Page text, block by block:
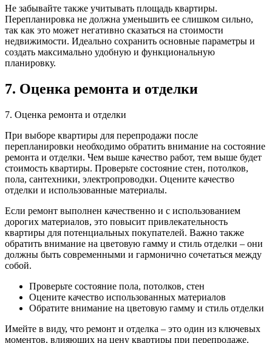
Не забывайте также учитывать площадь квартиры.
Перепланировка не должна уменьшить ее слишком сильно,
так как это может негативно сказаться на стоимости
недвижимости. Идеально сохранить основные параметры и
создать максимально удобную и функциональную
планировку.
7. Оценка ремонта и отделки
7. Оценка ремонта и отделки
При выборе квартиры для перепродажи после
перепланировки необходимо обратить внимание на состояние
ремонта и отделки. Чем выше качество работ, тем выше будет
стоимость квартиры. Проверьте состояние стен, потолков,
пола, сантехники, электропроводки. Оцените качество
отделки и использованные материалы.
Если ремонт выполнен качественно и с использованием
дорогих материалов, это повысит привлекательность
квартиры для потенциальных покупателей. Важно также
обратить внимание на цветовую гамму и стиль отделки – они
должны быть современными и гармонично сочетаться между
собой.
Проверьте состояние пола, потолков, стен
Оцените качество использованных материалов
Обратите внимание на цветовую гамму и стиль отделки
Имейте в виду, что ремонт и отделка – это один из ключевых
моментов, влияющих на цену квартиры при перепродаже.